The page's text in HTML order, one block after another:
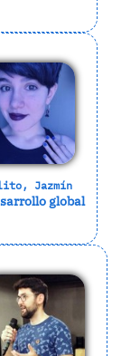
Jazmín
global